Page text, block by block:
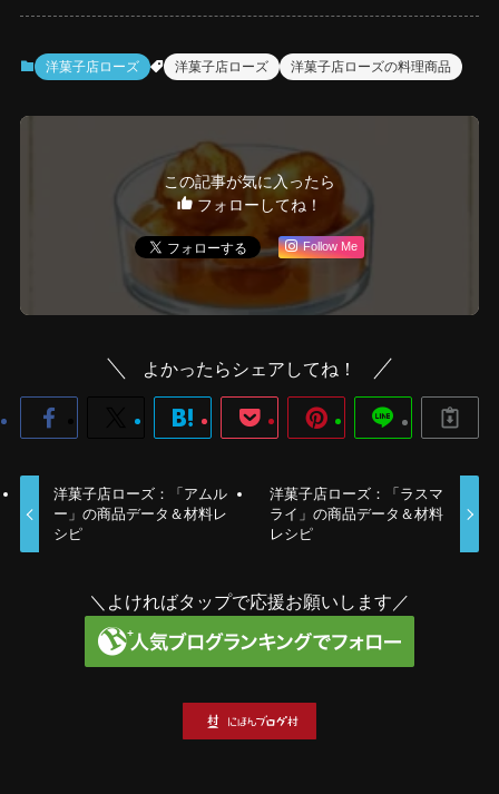
洋菓子店ローズ 洋菓子店ローズ 洋菓子店ローズの料理商品
この記事が気に入ったら
フォローしてね！
Follow Me
よかったらシェアしてね！
洋菓子店ローズ：「アムル
ー」の商品データ＆材料レ
シピ
洋菓子店ローズ：「ラスマ
ライ」の商品データ＆材料
レシピ
＼よければタップで応援お願いします／